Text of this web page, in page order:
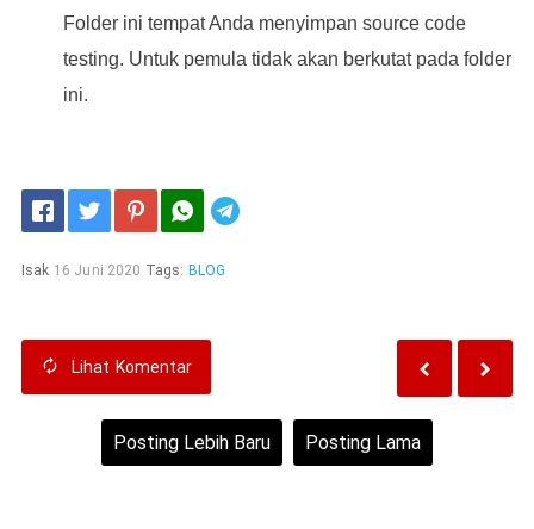
Folder ini tempat Anda menyimpan source code
testing. Untuk pemula tidak akan berkutat pada folder
ini.
Isak 16 Juni 2020 Tags: BLOG
Lihat Komentar
Posting Lebih Baru Posting Lama